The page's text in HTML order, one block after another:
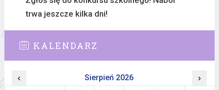
trwa jeszcze kilka dni!
KALENDARZ
‹ Sierpień 2026 ›